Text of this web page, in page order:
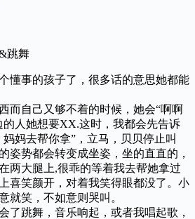
跳舞
懂事的孩子了，很多话的意思她都能
而自己又够不着的时候，她会“啊啊
的人她想要XX.这时，我都会先告诉
妈去帮你拿”，立马，贝贝停止叫
姿势都会转变成坐姿，坐的直直的，
两大腿上,很乖的等着我去帮她拿过
喜笑颜开，对着我笑得眼都没了。小
就笑，不如意则哭叫。
了跳舞，音乐响起，或者我唱起歌，